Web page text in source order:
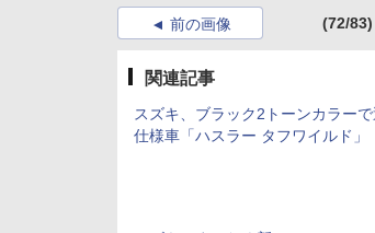
前の画像 (72/83)
関連記事
スズキ、ブラック2トーンカラー
仕様車「ハスラー タフワイルド」